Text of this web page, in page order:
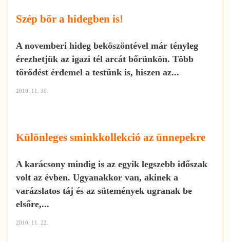
Szép bőr a hidegben is!
A novemberi hideg beköszöntével már tényleg
érezhetjük az igazi tél arcát bőrünkön. Több
törődést érdemel a testünk is, hiszen az...
2010. 11. 30.
Különleges sminkkollekció az ünnepekre
A karácsony mindig is az egyik legszebb időszak
volt az évben. Ugyanakkor van, akinek a
varázslatos táj és az sütemények ugranak be
elsőre,...
2010. 11. 22.